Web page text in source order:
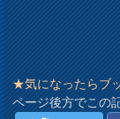
★気になったらブ
ページ後方でこの